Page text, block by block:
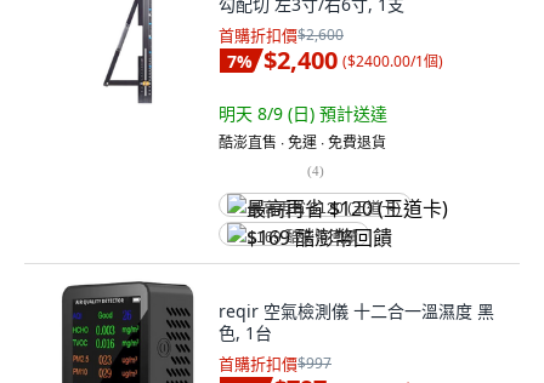
首購折扣價$2,600
7% $2,400 ($2400.00/1個)
明天 8/9 (日) 預計送達
酷澎直售 ∙ 免運 ∙ 免費退貨
(4)
最高再省 $120 (王道卡)
$169 酷澎幣回饋
reqir 空氣檢測儀 十二合一溫濕度 黑
色, 1台
首購折扣價$997